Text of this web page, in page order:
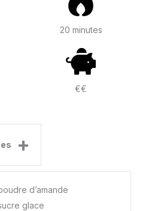
20 minutes
€€
+
d’amande
glace